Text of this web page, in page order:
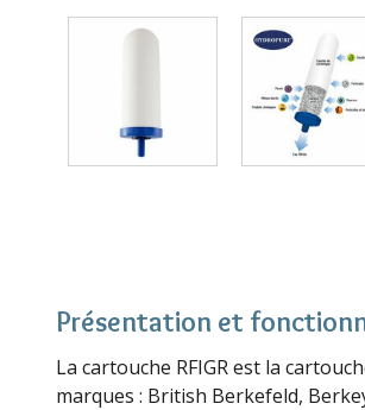
Présentation et
La cartouche RFIGR est la
marques : British Berkefeld,